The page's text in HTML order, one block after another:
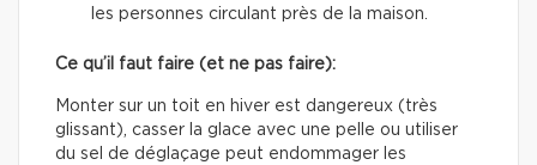
les personnes circulant près de la maison.
Ce qu’il faut faire (et ne pas faire):
Monter sur un toit en hiver est dangereux (très
glissant), casser la glace avec une pelle ou utiliser
du sel de déglaçage peut endommager les